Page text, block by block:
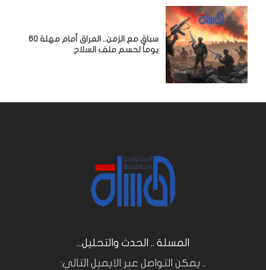
سباق مع الزمن.. العراق أمام مهلة 60
يوماً لحسم ملف السلاح
المسلة .. الحدث والتحليل...
.. يمكن التواصل عبر الايميل التالي: